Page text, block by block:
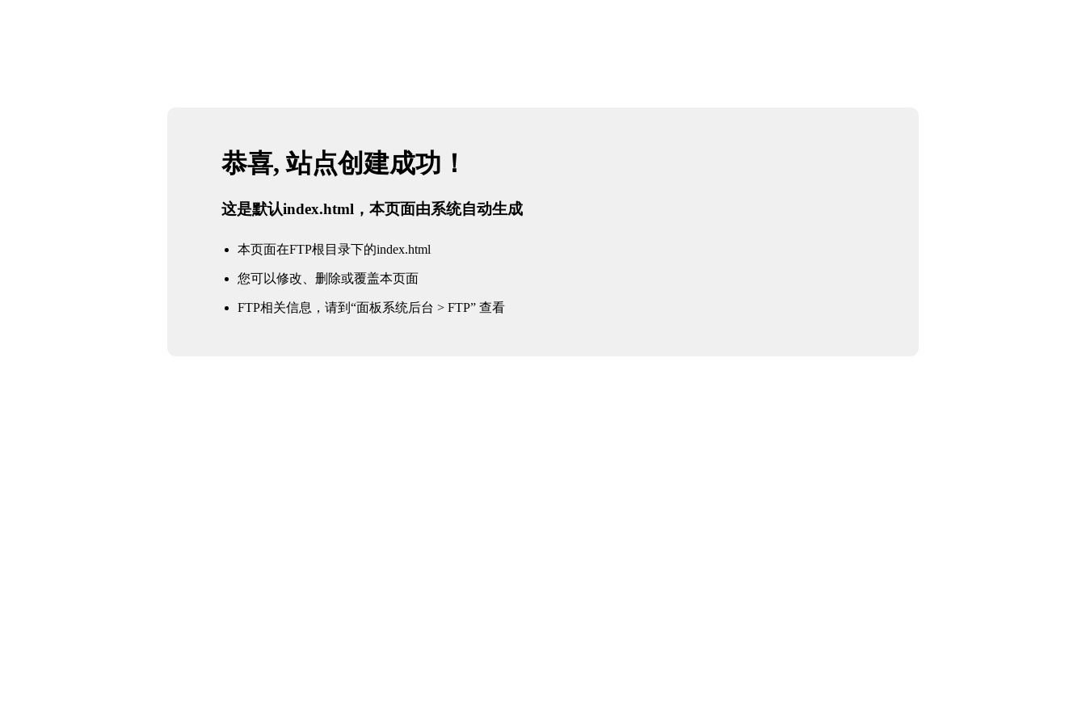
恭喜, 站点创建成功！
这是默认index.html，本页面由系统自动生成
本页面在FTP根目录下的index.html
您可以修改、删除或覆盖本页面
FTP相关信息，请到“面板系统后台 > FTP” 查看